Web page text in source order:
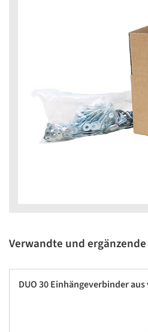
Verwandte und
DUO 30 Einhängeverbinder